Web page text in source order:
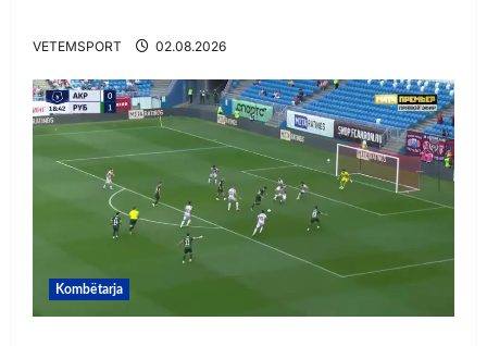
VETEMSPORT 02.08.2026
Kombëtarja